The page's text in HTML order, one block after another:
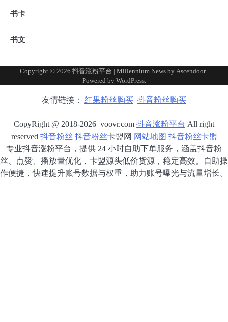
书卡
书文
Copyright © 2026 抖音涨粉平台 | Millennium News by Ascendoor|
Powered by WordPress.
友情链接： 红果粉丝购买 抖音粉丝购买
CopyRight @ 2018-2026 voovr.com 抖音涨粉平台 All right
reserved 抖音粉丝 抖音粉丝卡盟网 网站地图 抖音粉丝卡盟
专业抖音涨粉平台，提供 24 小时自助下单服务，涵盖抖音粉
丝、点赞、播放量优化，卡盟源头低价货源，稳定高效。自助操
作便捷，快速提升账号数据与权重，助力账号曝光与流量增长。